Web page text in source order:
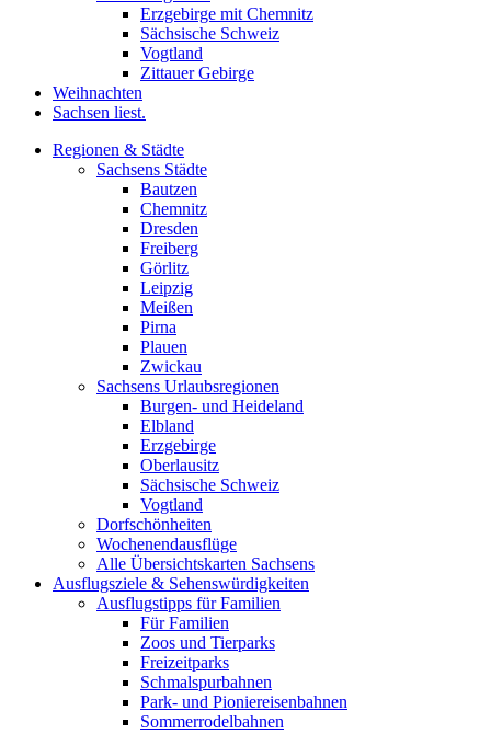
Erzgebirge mit Chemnitz
Sächsische Schweiz
Vogtland
Zittauer Gebirge
Weihnachten
Sachsen liest.
Regionen & Städte
Sachsens Städte
Bautzen
Chemnitz
Dresden
Freiberg
Görlitz
Leipzig
Meißen
Pirna
Plauen
Zwickau
Sachsens Urlaubsregionen
Burgen- und Heideland
Elbland
Erzgebirge
Oberlausitz
Sächsische Schweiz
Vogtland
Dorfschönheiten
Wochenendausflüge
Alle Übersichtskarten Sachsens
Ausflugsziele & Sehenswürdigkeiten
Ausflugstipps für Familien
Für Familien
Zoos und Tierparks
Freizeitparks
Schmalspurbahnen
Park- und Pioniereisenbahnen
Sommerrodelbahnen